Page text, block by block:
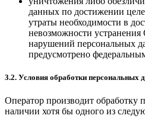
данных по достижении
утраты необходимости в
невозможности
нарушений персональных
предусмотрено
3.2. Условия обработки персональных
Оператор производит обработку
наличии хотя бы одного из